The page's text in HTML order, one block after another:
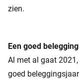
zien.
Een goed
Al met al gaat
goed